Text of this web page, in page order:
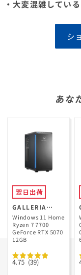
・大変混雑している
シ
あな
翌日出荷
GALLERIA
XPR7A-R57-GD
Ryzen 7 7700
搭載
Windows 11 Home
Ryzen 7 7700
GeForce RTX 5070
12GB
4.75 (39)